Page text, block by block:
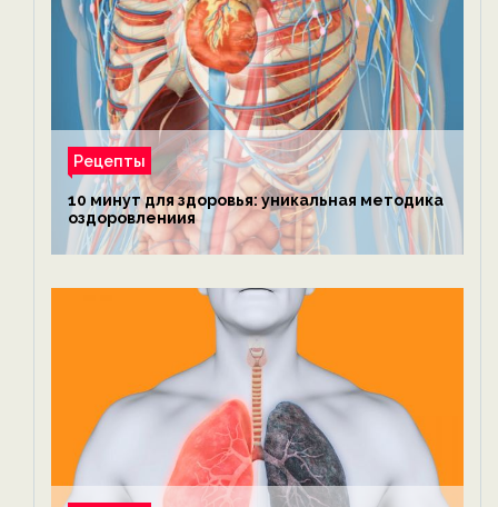
Рецепты
10 минут для здоровья: уникальная методика
оздоровлениия